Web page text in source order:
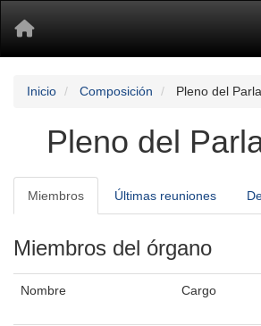
Inicio Composición Pleno del
Pleno del
Miembros Últimas reuniones
Miembros del órgano
Nombre Cargo